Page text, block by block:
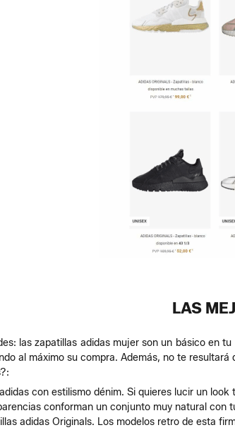
LAS
las zapatillas adidas mujer son un básico en
al máximo su compra. Además, no te
con estilismo dénim. Si quieres lucir un
conforman un conjunto muy natural con
adidas Originals. Los modelos retro de esta